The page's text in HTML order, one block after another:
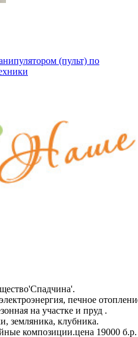
(пульт) по
печное
на участке и пруд .
земляника, клубника.
композиции.цена 19000 б.р.